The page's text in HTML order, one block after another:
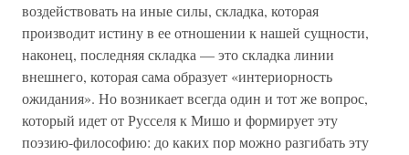
воздействовать на иные силы, складка, которая
производит истину в ее отношении к нашей сущности,
наконец, последняя складка — это складка линии
внешнего, которая сама образует «интериорность
ожидания». Но возникает всегда один и тот же вопрос,
который идет от Русселя к Мишо и формирует эту
поэзию-философию: до каких пор можно разгибать эту